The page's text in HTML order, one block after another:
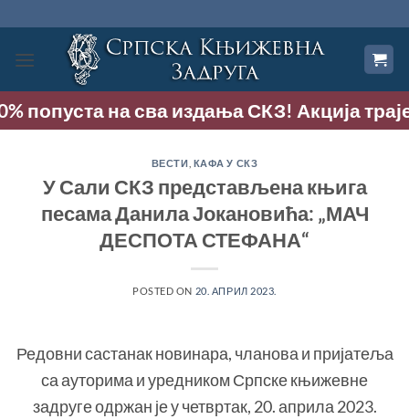
на
садржај
на сва издања СКЗ! Акција траје до 9.
ВЕСТИ КАФА У СКЗ
У Сали СКЗ представљена књига
песама Данила Јокановића: „МАЧ
ДЕСПОТА СТЕФАНА“
POSTED ON 20. АПРИЛ 2023.
Редовни састанак новинара, чланова и пријатеља
са ауторима и уредником Српске књижевне
задруге одржан је у четвртак, 20. априла 2023.